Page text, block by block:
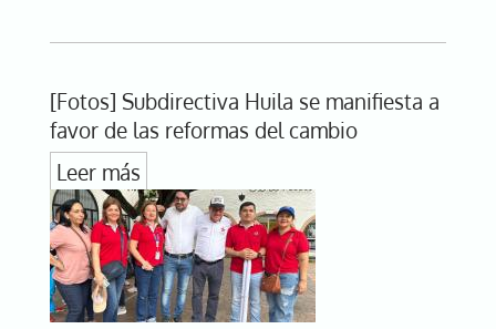
[Fotos] Subdirectiva Huila se manifiesta a
favor de las reformas del cambio
Leer más